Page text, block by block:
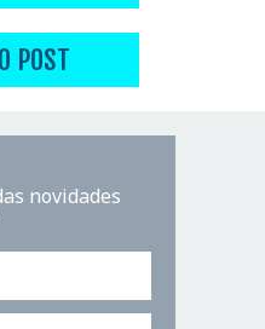
POST
novidades